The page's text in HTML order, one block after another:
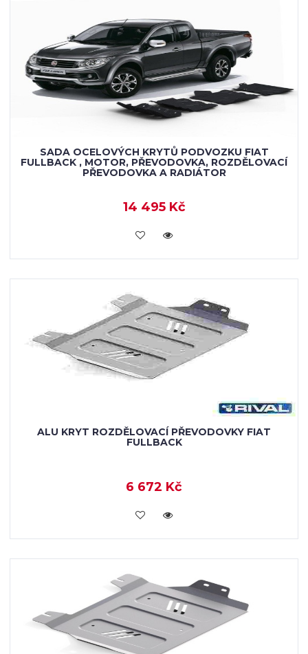
SADA OCELOVÝCH KRYTŮ PODVOZKU FIAT
FULLBACK , MOTOR, PŘEVODOVKA, ROZDĚLOVACÍ
PŘEVODOVKA A RADIÁTOR
14 495 Kč
KOUPIT
ALU KRYT ROZDĚLOVACÍ PŘEVODOVKY FIAT
FULLBACK
6 672 Kč
KOUPIT